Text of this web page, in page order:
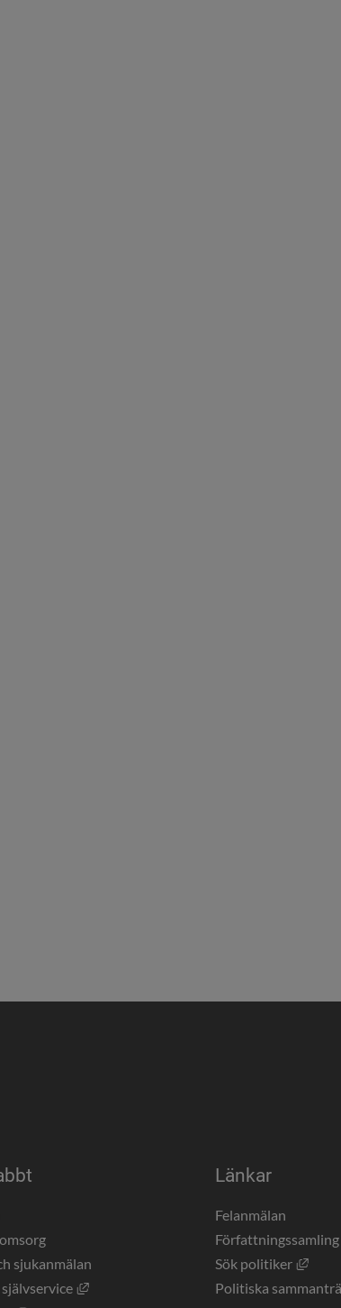
sjukanmälan
Länk till annan webbplats, öppnas i nytt
Länkar
Felanmälan
Författningssamling
Sök politiker
Länk
Politiska